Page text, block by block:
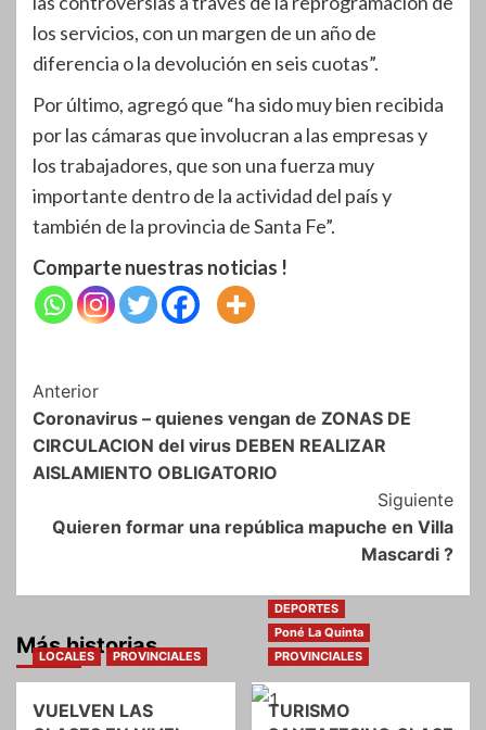
los servicios, con un margen de un año de
diferencia o la devolución en seis cuotas”.
Por último, agregó que “ha sido muy bien recibida
por las cámaras que involucran a las empresas y
los trabajadores, que son una fuerza muy
importante dentro de la actividad del país y
también de la provincia de Santa Fe”.
Comparte nuestras noticias !
Navegación
de
entradas
Anterior
Coronavirus – quienes vengan de ZONAS DE
CIRCULACION del virus DEBEN REALIZAR
AISLAMIENTO OBLIGATORIO
Siguiente
Quieren formar una república mapuche en Villa
Mascardi ?
Más historias
LOCALES PROVINCIALES
VUELVEN LAS
DEPORTES
Poné La Quinta
PROVINCIALES
TURISMO